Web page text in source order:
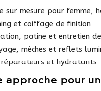
sur mesure pour femme,
et coiffage de finition
patine et entretien
mèches et reflets
réparateurs et hydratants
approche pour